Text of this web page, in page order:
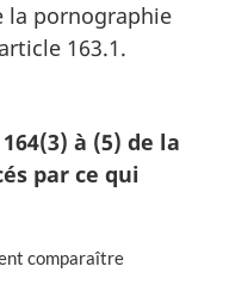
pornographie
163.1.
à (5) de la
par ce qui
comparaître